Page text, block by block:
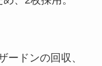
ードンの回収、